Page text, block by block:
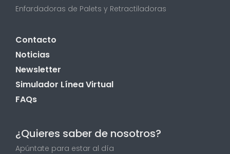
Enfardadoras de Palets y Retractiladoras
Contacto
Noticias
Newsletter
Simulador Línea Virtual
FAQs
¿Quieres saber de nosotros?
Apúntate para estar al día